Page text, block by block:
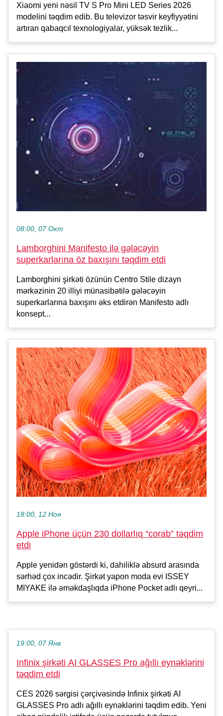
Xiaomi yeni nəsil TV S Pro Mini LED Series 2026
modelini təqdim edib. Bu televizor təsvir keyfiyyətini
artıran qabaqcıl texnologiyalar, yüksək tezlik...
08:00, 07 Окт
Lamborghini Manifesto ilə gələcəyin
superkarlarına öz baxışını təqdim etdi
Lamborghini şirkəti özünün Centro Stile dizayn
mərkəzinin 20 illiyi münasibətilə gələcəyin
superkarlarına baxışını əks etdirən Manifesto adlı
konsept...
18:00, 12 Ноя
Apple iPhone üçün 230 dollarlıq “corab” təqdim
etdi
Apple yenidən göstərdi ki, dahiliklə absurd arasında
sərhəd çox incədir. Şirkət yapon moda evi ISSEY
MIYAKE ilə əməkdaşlıqda iPhone Pocket adlı qeyri...
19:00, 07 Янв
Infinix şirkəti AI GLASSES Pro ağıllı eynəklərini
təqdim etdi
CES 2026 sərgisi çərçivəsində Infinix şirkəti AI
GLASSES Pro adlı ağıllı eynəklərini təqdim edib. Yeni